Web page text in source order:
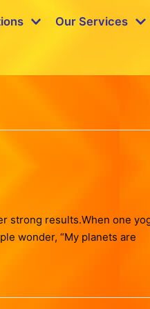
Our Services
strong results.When one
wonder, “My planets are